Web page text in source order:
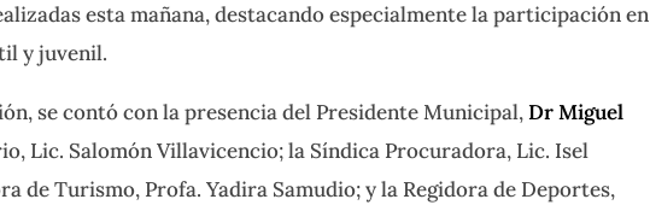
esta mañana, destacando especialmente la participación en
y juvenil.
se contó con la presencia del Presidente Municipal,Dr Miguel
Lic. Salomón Villavicencio; la Síndica Procuradora, Lic. Isel
de Turismo, Profa. Yadira Samudio; y la Regidora de Deportes,